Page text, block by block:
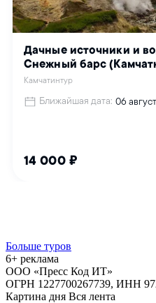
Больше туров
6+ реклама
ООО «Пресс Код ИТ»
ОГРН 1227700267739, ИНН
Картина дня Вся лента